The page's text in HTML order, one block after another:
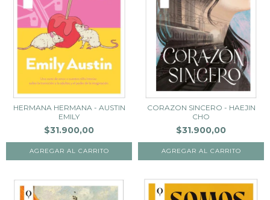
HERMANA HERMANA - AUSTIN
EMILY
$31.900,00
CORAZON SINCERO - HAEJIN
CHO
$31.900,00